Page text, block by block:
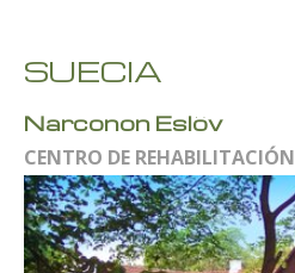
SUECIA
Narconon Eslöv
CENTRO DE REHABILITACIÓN